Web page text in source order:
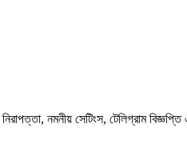
নমনীয় সেটিংস, টেলিগ্রাম